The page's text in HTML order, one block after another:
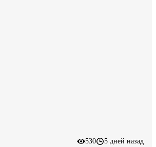
530 5 дней назад